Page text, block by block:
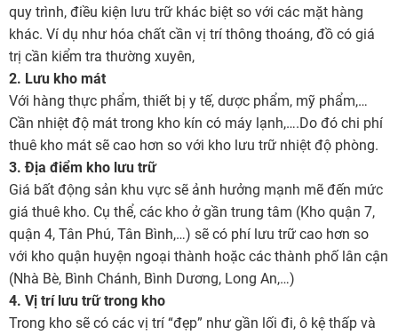
quy trình, điều kiện lưu trữ khác biệt so với các mặt hàng
khác. Ví dụ như hóa chất cần vị trí thông thoáng, đồ có giá
trị cần kiểm tra thường xuyên,
2. Lưu kho mát
Với hàng thực phẩm, thiết bị y tế, dược phẩm, mỹ phẩm,…
Cần nhiệt độ mát trong kho kín có máy lạnh,….Do đó chi phí
thuê kho mát sẽ cao hơn so với kho lưu trữ nhiệt độ phòng.
3. Địa điểm kho lưu trữ
Giá bất động sản khu vực sẽ ảnh hưởng mạnh mẽ đến mức
giá thuê kho. Cụ thể, các kho ở gần trung tâm (Kho quận 7,
quận 4, Tân Phú, Tân Bình,…) sẽ có phí lưu trữ cao hơn so
với kho quận huyện ngoại thành hoặc các thành phố lân cận
(Nhà Bè, Bình Chánh, Bình Dương, Long An,…)
4. Vị trí lưu trữ trong kho
Trong kho sẽ có các vị trí “đẹp” như gần lối đi, ô kệ thấp và